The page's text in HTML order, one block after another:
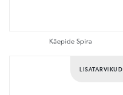
Käepide Spira
LISATARVIKUD